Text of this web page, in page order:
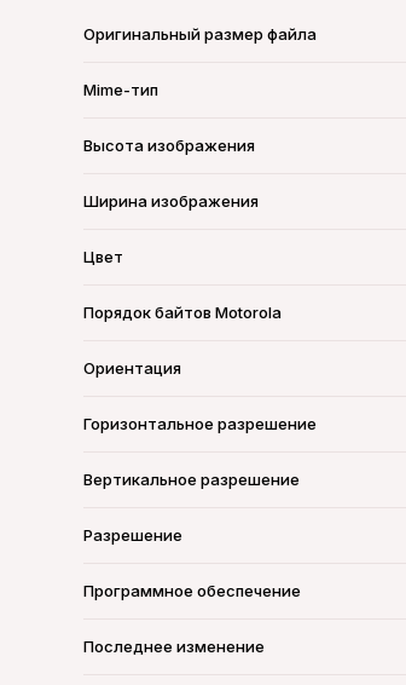
Оригинальный размер файла
Mime-тип
Высота изображения
Ширина изображения
Цвет
Порядок байтов Motorola
Ориентация
Горизонтальное разрешение
Вертикальное разрешение
Разрешение
Программное обеспечение
Последнее изменение